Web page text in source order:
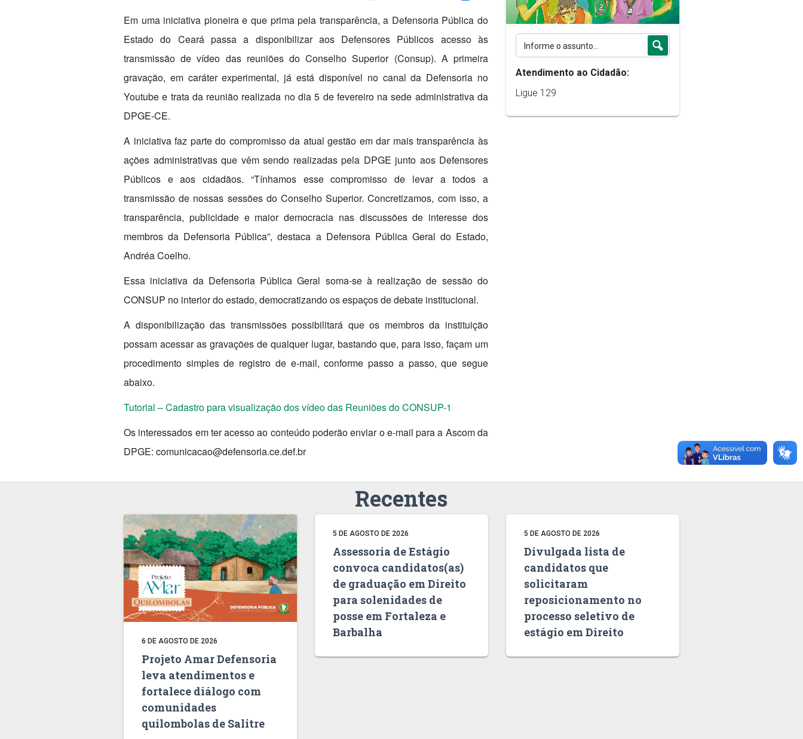
Em uma iniciativa pioneira e que prima pela transparência, a Defensoria Pública do
Estado do Ceará passa a disponibilizar aos Defensores Públicos acesso às
transmissão de vídeo das reuniões do Conselho Superior (Consup). A primeira
gravação, em caráterexperimental, já está disponível no canal da Defensoria no
Youtube e trata da reunião realizada no dia 5 de fevereiro na sede administrativa da
DPGE-CE.
A iniciativa faz parte do compromisso da atual gestão em dar mais transparência às
ações administrativas que vêm sendo realizadas pela DPGE junto aos Defensores
Públicos e aos cidadãos. “Tínhamos esse compromisso de levar a todos a
transmissão de nossas sessões do Conselho Superior. Concretizamos, com isso, a
transparência, publicidade e maior democracia nas discussões de interesse dos
membros da Defensoria Pública”, destaca a Defensora Pública Geral do Estado,
Andréa Coelho.
Essa iniciativa da Defensoria Pública Geral soma-se à realização de sessão do
CONSUP no interior do estado, democratizando os espaços de debate institucional.
A disponibilização das transmissões possibilitará que os membros da instituição
possam acessar as gravações de qualquer lugar, bastando que, para isso, façam um
procedimento simples de registro de e-mail, conforme passo a passo, que segue
abaixo.
Tutorial – Cadastro para visualização dos vídeo das Reuniões do CONSUP-1
Os interessados em ter acesso ao conteúdo poderão enviar o e-mail para a Ascom da
DPGE: comunicacao@defensoria.ce.def.br
Atendimento ao Cidadão:
Ligue 129
Recentes
6 DE AGOSTO DE 2026
Projeto Amar Defensoria
leva atendimentos e
fortalece diálogo com
comunidades
quilombolas de Salitre
5 DE AGOSTO DE 2026
Assessoria de Estágio
convoca candidatos(as)
de graduação em Direito
para solenidades de
posse em Fortaleza e
Barbalha
5 DE AGOSTO DE 2026
Divulgada lista de
candidatos que
solicitaram
reposicionamento no
processo seletivo de
estágio em Direito